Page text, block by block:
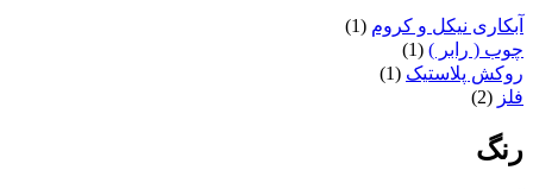
دکورال
دلنواز
دیاموند
راحیل
زرین
زیبا
سام ست
آبکاری نیکل و کروم (1)
چوب ( رابر ) (1)
روکش پلاستیک (1)
فلز (2)
رنگ